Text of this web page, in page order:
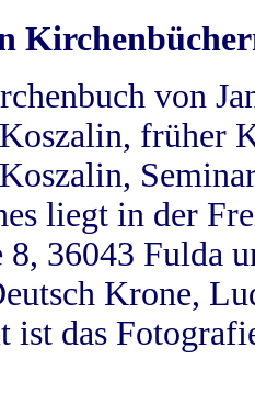
von
früher
liegt in der
8, 36043 Fulda
Krone,
ist das